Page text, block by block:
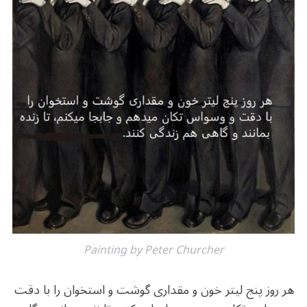
o
k p
Painting by Peter Churcher
هر روز پنج لیتر خون و مقداری گوشت و استخوان را با دقت